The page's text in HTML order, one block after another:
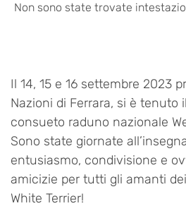
Non sono state trovate
Il 14, 15 e 16 settembre 2023
Nazioni di Ferrara, si è tenuto
consueto raduno nazionale
Sono state giornate
entusiasmo, condivisione e
amicizie per tutti gli amanti
White Terrier!